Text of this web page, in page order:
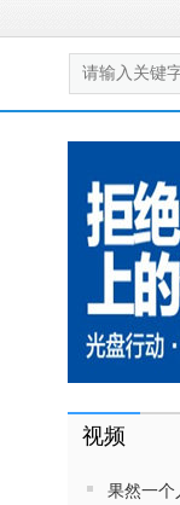
视频
果然一个人想找你的时候有